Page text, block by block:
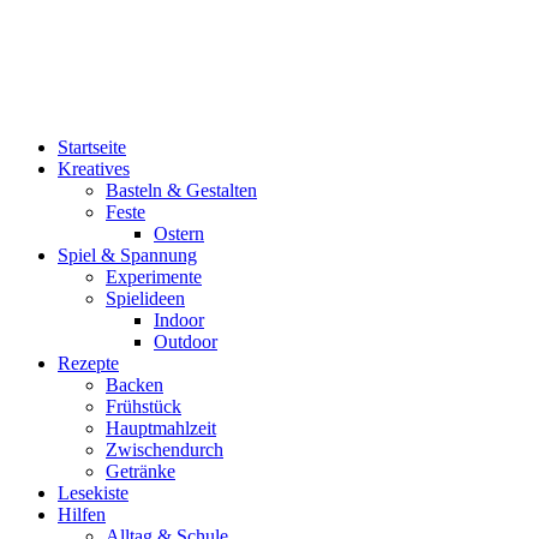
Menü
Startseite
Kreatives
Basteln & Gestalten
Feste
Ostern
Spiel & Spannung
Experimente
Spielideen
Indoor
Outdoor
Rezepte
Backen
Frühstück
Hauptmahlzeit
Zwischendurch
Getränke
Lesekiste
Hilfen